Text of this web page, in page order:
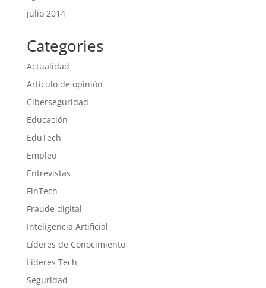
julio 2014
Categories
Actualidad
Artículo de opinión
Ciberseguridad
Educación
EduTech
Empleo
Entrevistas
FinTech
Fraude digital
Inteligencia Artificial
Líderes de Conocimiento
Líderes Tech
Seguridad